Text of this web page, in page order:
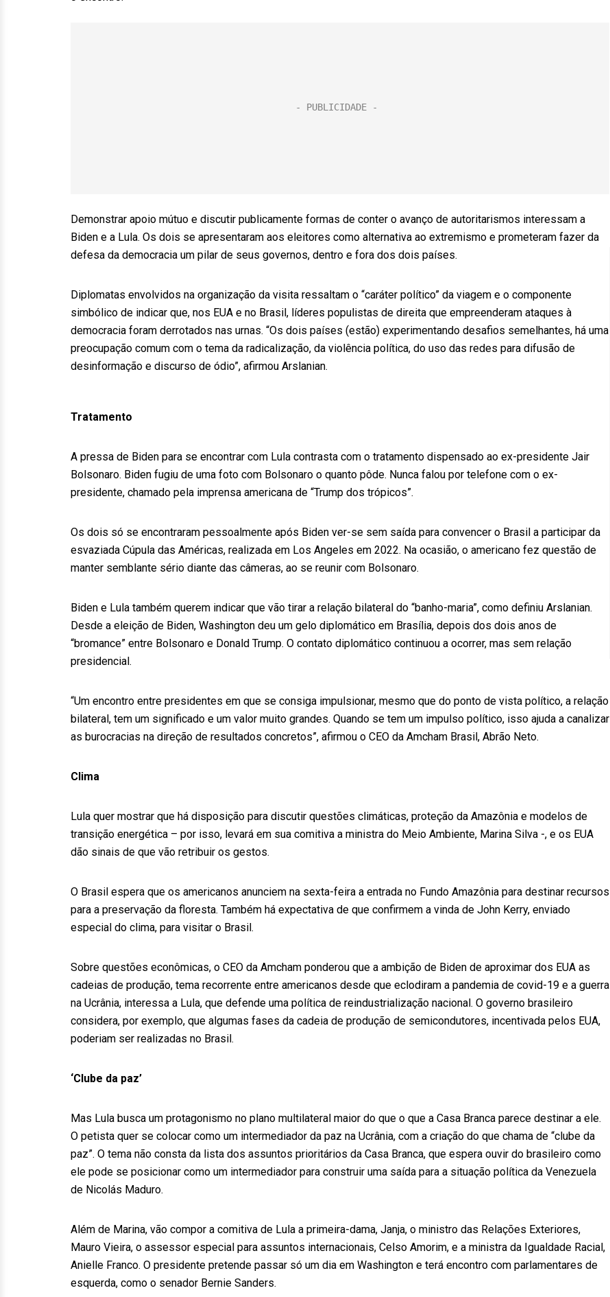
Demonstrar apoio mútuo e discutir publicamente formas de conter o avanço de autoritarismos interessam a
Biden e a Lula. Os dois se apresentaram aos eleitores como alternativa ao extremismo e prometeram fazer da
defesa da democracia um pilar de seus governos, dentro e fora dos dois países.
Diplomatas envolvidos na organização da visita ressaltam o “caráter político” da viagem e o componente
simbólico de indicar que, nos EUA e no Brasil, líderes populistas de direita que empreenderam ataques à
democracia foram derrotados nas urnas. “Os dois países (estão) experimentando desafios semelhantes, há uma
preocupação comum com o tema da radicalização, da violência política, do uso das redes para difusão de
desinformação e discurso de ódio”, afirmou Arslanian.
Tratamento
A pressa de Biden para se encontrar com Lula contrasta com o tratamento dispensado ao ex-presidente Jair
Bolsonaro. Biden fugiu de uma foto com Bolsonaro o quanto pôde. Nunca falou por telefone com o ex-
presidente, chamado pela imprensa americana de “Trump dos trópicos”.
Os dois só se encontraram pessoalmente após Biden ver-se sem saída para convencer o Brasil a participar da
esvaziada Cúpula das Américas, realizada em Los Angeles em 2022. Na ocasião, o americano fez questão de
manter semblante sério diante das câmeras, ao se reunir com Bolsonaro.
Biden e Lula também querem indicar que vão tirar a relação bilateral do “banho-maria”, como definiu Arslanian.
Desde a eleição de Biden, Washington deu um gelo diplomático em Brasília, depois dos dois anos de
“bromance” entre Bolsonaro e Donald Trump. O contato diplomático continuou a ocorrer, mas sem relação
presidencial.
“Um encontro entre presidentes em que se consiga impulsionar, mesmo que do ponto de vista político, a relação
bilateral, tem um significado e um valor muito grandes. Quando se tem um impulso político, isso ajuda a canalizar
as burocracias na direção de resultados concretos”, afirmou o CEO da Amcham Brasil, Abrão Neto.
Clima
Lula quer mostrar que há disposição para discutir questões climáticas, proteção da Amazônia e modelos de
transição energética – por isso, levará em sua comitiva a ministra do Meio Ambiente, Marina Silva -, e os EUA
dão sinais de que vão retribuir os gestos.
O Brasil espera que os americanos anunciem na sexta-feira a entrada no Fundo Amazônia para destinar recursos
para a preservação da floresta. Também há expectativa de que confirmem a vinda de John Kerry, enviado
especial do clima, para visitar o Brasil.
Sobre questões econômicas, o CEO da Amcham ponderou que a ambição de Biden de aproximar dos EUA as
cadeias de produção, tema recorrente entre americanos desde que eclodiram a pandemia de covid-19 e a guerra
na Ucrânia, interessa a Lula, que defende uma política de reindustrialização nacional. O governo brasileiro
considera, por exemplo, que algumas fases da cadeia de produção de semicondutores, incentivada pelos EUA,
poderiam ser realizadas no Brasil.
‘Clube da paz’
Mas Lula busca um protagonismo no plano multilateral maior do que o que a Casa Branca parece destinar a ele.
O petista quer se colocar como um intermediador da paz na Ucrânia, com a criação do que chama de “clube da
paz”. O tema não consta da lista dos assuntos prioritários da Casa Branca, que espera ouvir do brasileiro como
ele pode se posicionar como um intermediador para construir uma saída para a situação política da Venezuela
de Nicolás Maduro.
Além de Marina, vão compor a comitiva de Lula a primeira-dama, Janja, o ministro das Relações Exteriores,
Mauro Vieira, o assessor especial para assuntos internacionais, Celso Amorim, e a ministra da Igualdade Racial,
Anielle Franco. O presidente pretende passar só um dia em Washington e terá encontro com parlamentares de
esquerda, como o senador Bernie Sanders.